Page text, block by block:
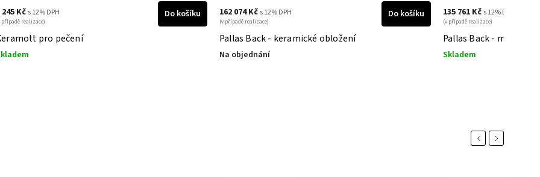
pro pečení
245 Kč s 12% DPH
případě realizace)
Do košíku
Pallas Back - keramické obložení
Na objednání
162 074 Kč s 12% DPH
(v případě realizace)
Do košíku
Pallas Back - mastek
Skladem
135 761 Kč s 12% DPH
(v případě realizace)
PreviousNext